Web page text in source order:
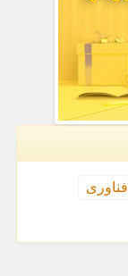
فناوری